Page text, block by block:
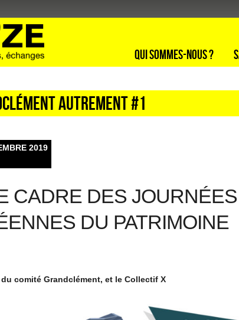
Qui sommes-nous ?
autrement #1
2019
CADRE DES JOURNÉES
DU PATRIMOINE
comité Grandclément, et le Collectif X